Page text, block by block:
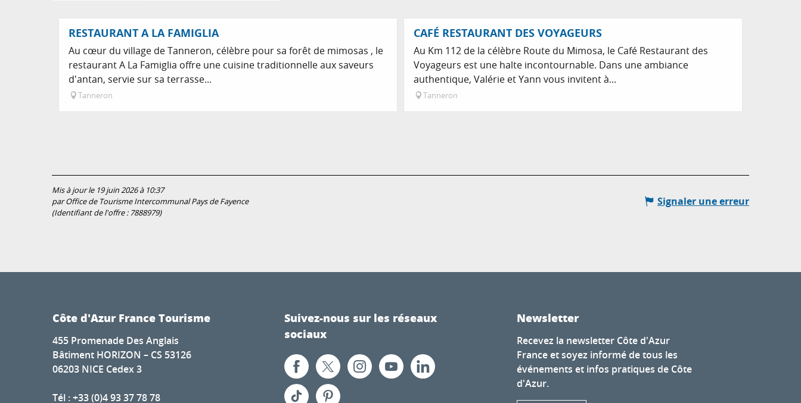
RESTAURANT A LA FAMIGLIA
Au cœur du village de Tanneron, célèbre pour sa forêt de mimosas , le
restaurant A La Famiglia offre une cuisine traditionnelle aux saveurs
d'antan, servie sur sa terrasse...
Tanneron
CAFÉ RESTAURANT DES VOYAGEURS
Au Km 112 de la célèbre Route du Mimosa, le Café Restaurant des
Voyageurs est une halte incontournable. Dans une ambiance
authentique, Valérie et Yann vous invitent à...
Tanneron
Mis à jour le 19 juin 2026 à 10:37
par Office de Tourisme Intercommunal Pays de Fayence
(Identifiant de l'offre : 7888979)
Signaler une erreur
Côte d'Azur France Tourisme
455 Promenade Des Anglais
Bâtiment HORIZON – CS 53126
06203 NICE Cedex 3
Tél : +33 (0)4 93 37 78 78
Suivez-nous sur les réseaux
sociaux
Newsletter
Recevez la newsletter Côte d'Azur
France et soyez informé de tous les
événements et infos pratiques de Côte
d'Azur.